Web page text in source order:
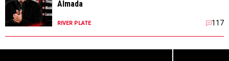
Almada
RIVER PLATE 117